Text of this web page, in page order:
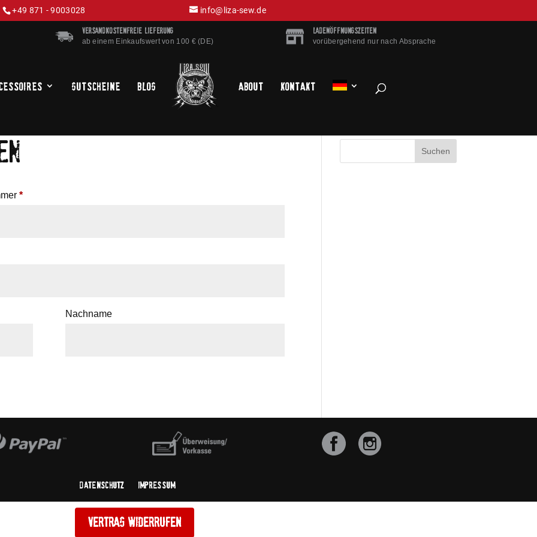
VERSANDKOSTENFREIE LIEFERUNG
ab einem Einkaufswert von 100 € (DE)
LADENÖFFNUNGSZEITEN
vorübergehend nur nach Absprache
+49 871 - 9003028 info@liza-sew.de
Gutscheine Blog About Kontakt
*
Nachname
Datenschutz Impressum
Vertrag widerrufen